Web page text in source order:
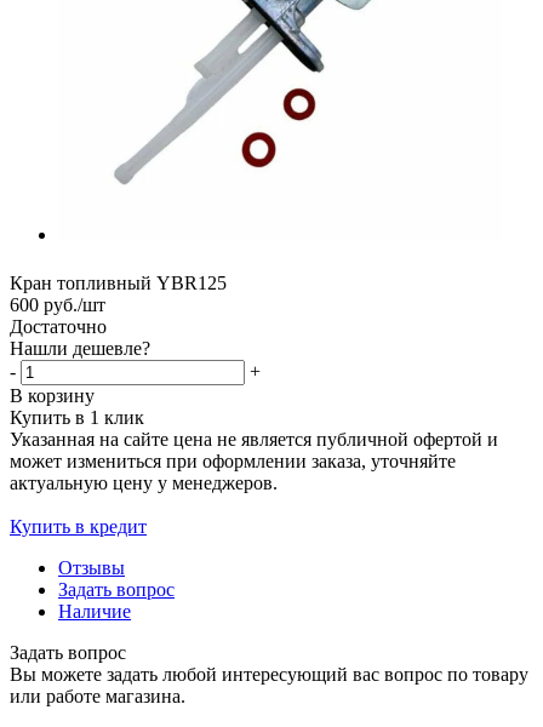
Кран топливный YBR125
600 руб./шт
Достаточно
Нашли дешевле?
-
+
В корзину
Купить в 1 клик
Указанная на сайте цена не является публичной офертой и
может измениться при оформлении заказа, уточняйте
актуальную цену у менеджеров.
Купить в кредит
Отзывы
Задать вопрос
Наличие
Задать вопрос
Вы можете задать любой интересующий вас вопрос по товару
или работе магазина.